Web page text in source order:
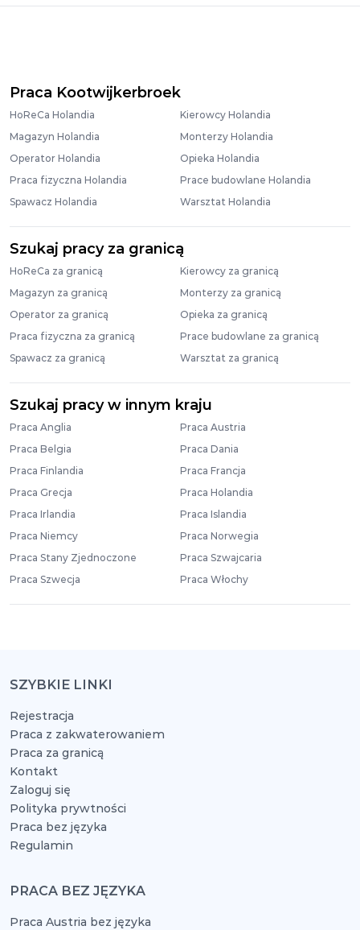
Praca Kootwijkerbroek
HoReCa Holandia
Kierowcy Holandia
Magazyn Holandia
Monterzy Holandia
Operator Holandia
Opieka Holandia
Praca fizyczna Holandia
Prace budowlane Holandia
Spawacz Holandia
Warsztat Holandia
Szukaj pracy za granicą
HoReCa za granicą
Kierowcy za granicą
Magazyn za granicą
Monterzy za granicą
Operator za granicą
Opieka za granicą
Praca fizyczna za granicą
Prace budowlane za granicą
Spawacz za granicą
Warsztat za granicą
Szukaj pracy w innym kraju
Praca Anglia
Praca Austria
Praca Belgia
Praca Dania
Praca Finlandia
Praca Francja
Praca Grecja
Praca Holandia
Praca Irlandia
Praca Islandia
Praca Niemcy
Praca Norwegia
Praca Stany Zjednoczone
Praca Szwajcaria
Praca Szwecja
Praca Włochy
SZYBKIE LINKI
Rejestracja
Praca z zakwaterowaniem
Praca za granicą
Kontakt
Zaloguj się
Polityka prywtności
Praca bez języka
Regulamin
PRACA BEZ JĘZYKA
Praca Austria bez języka